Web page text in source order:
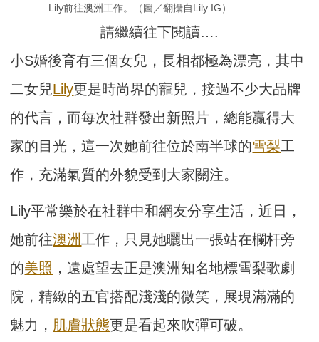
Lily前往澳洲工作。（圖／翻攝自Lily IG）
請繼續往下閱讀….
小S婚後育有三個女兒，長相都極為漂亮，其中
二女兒Lily更是時尚界的寵兒，接過不少大品牌
的代言，而每次社群發出新照片，總能贏得大
家的目光，這一次她前往位於南半球的雪梨工
作，充滿氣質的外貌受到大家關注。
Lily平常樂於在社群中和網友分享生活，近日，
她前往澳洲工作，只見她曬出一張站在欄杆旁
的美照 ，遠處望去正是澳洲知名地標雪梨歌劇
院，精緻的五官搭配淺淺的微笑，展現滿滿的
魅力， 肌膚狀態更是看起來吹彈可破。